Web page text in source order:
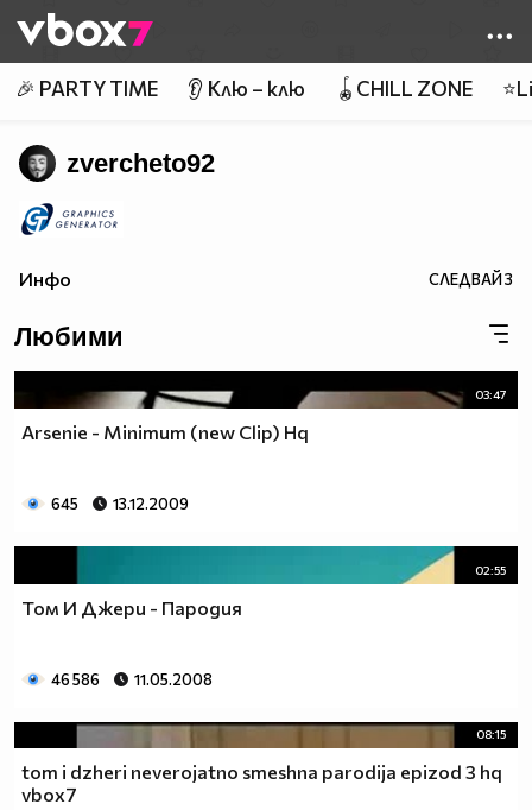
👾
🎉 PARTY TIME 👂 Клю – клю 🪀CHILL ZONE
zvercheto92
Инфо СЛЕДВАЙ3
Любими
03:47
Arsenie - Minimum (new Clip) Hq
645 13.12.2009
02:55
Том И Джери - Пародия
46 586 11.05.2008
08:15
tom i dzheri neverojatno smeshna parodija epizod 3 hq
vbox7